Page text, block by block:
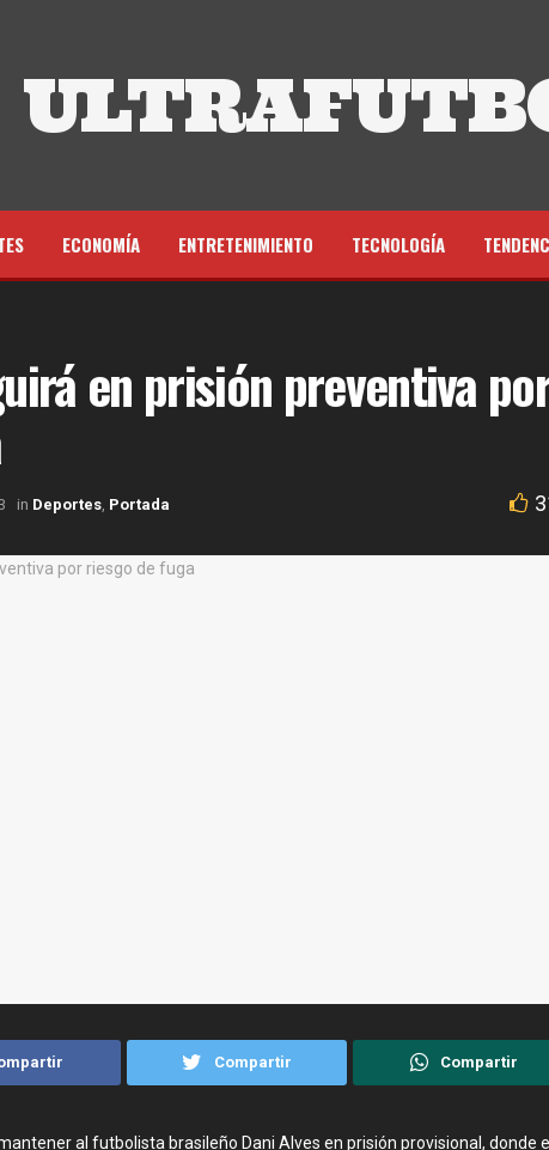
ECONOMÍA ENTRETENIMIENTO TECNOLOGÍA
en prisión preventiva
in Deportes Portada
Compartir Compartir
al futbolista brasileño Dani Alves en prisión provisional, donde